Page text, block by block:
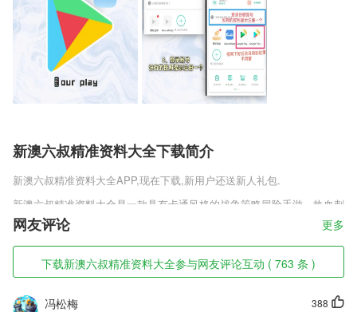
新澳六叔精准资料大全下载简介
新澳六叔精准资料大全APP,现在下载,新用户还送新人礼包.
新澳六叔精准资料大全是一款具有卡通风格的战争策略冒险手游，热血刺
激的策略竞技冒险挑战，精灵契约皇室帝国官方版v1.0.0.3.1多种兵种等
着玩家去收集，超大的地图去进行策略的国战，玩家需要不断的升级自己
手中的兵种，强大他们的实力，攻占其他玩家的城堡，收集各种物资，进
行合理的战术安排，建立属于你的王国。
新澳六叔精准资料大全软件特色
网友评论 更多
下载新澳六叔精准资料大全参与网友评论互动 ( 763 条 )
388
冯松梅